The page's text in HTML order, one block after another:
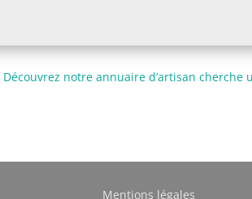
Découvrez notre annuaire d’artisan cherche
Mentions légales